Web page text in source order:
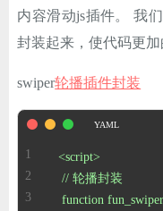
其它
在线工具
优秀个人博客
省钱帮
ChatGPT
内容滑动js插件。 我
封装起来，使代码更加
swiper轮播插件封装
<script>
// 轮播封装
function